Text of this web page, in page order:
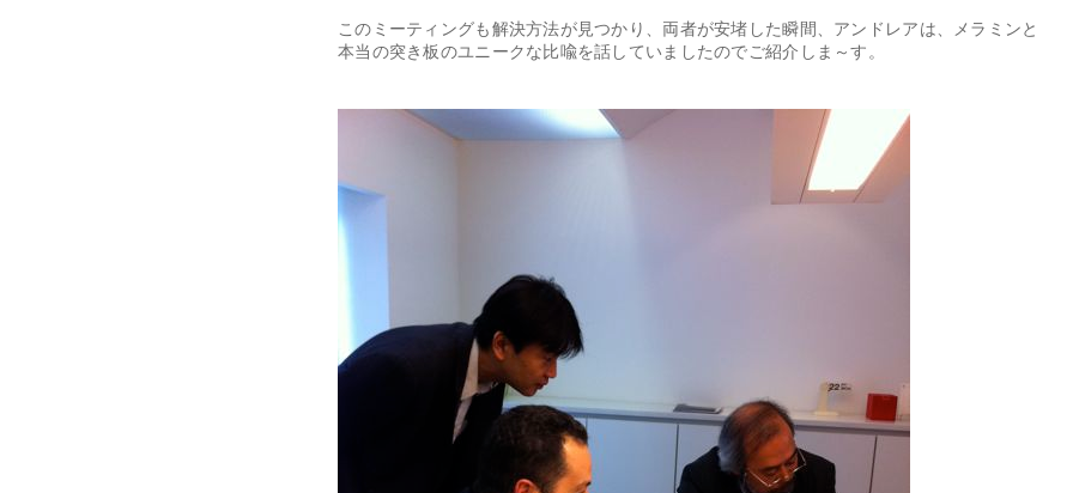
このミーティングも解決方法が見つかり、両者が安堵した瞬間、アンドレアは、メラミンと
本当の突き板のユニークな比喩を話していましたのでご紹介しま～す。